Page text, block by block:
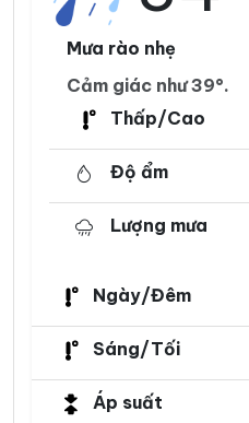
Mưa rào nhẹ
Cảm giác như 39°.
Thấp/Cao
Độ ẩm
Lượng mưa
Ngày/Đêm
Sáng/Tối
Áp suất